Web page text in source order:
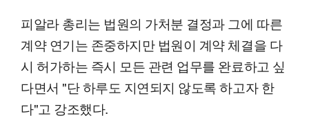
피알라 총리는 법원의 가처분 결정과 그에 따른
계약 연기는 존중하지만 법원이 계약 체결을 다
시 허가하는 즉시 모든 관련 업무를 완료하고 싶
다면서 "단 하루도 지연되지 않도록 하고자 한
다"고 강조했다.